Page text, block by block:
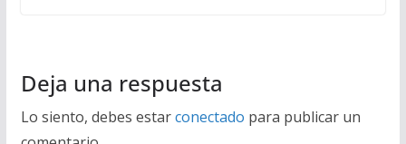
Deja una respuesta
Lo siento, debes estarconectado para publicar un